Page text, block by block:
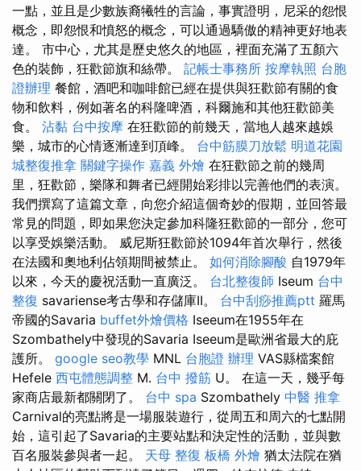
一點，並且是少數族裔犧牲的言論，事實證明，尼采的怨恨
概念，即怨恨和憤怒的概念，可以通過驕傲的精神更好地表
達。 市中心，尤其是歷史悠久的地區，裡面充滿了五顏六
色的裝飾，狂歡節旗和絲帶。 記帳士事務所 按摩執照 台胞
證辦理 餐館，酒吧和咖啡館已經在提供與狂歡節有關的食
物和飲料，例如著名的科隆啤酒，科爾施和其他狂歡節美
食。 沾黏 台中按摩 在狂歡節的前幾天，當地人越來越娛
樂，城市的心情逐漸達到頂峰。 台中筋膜刀放鬆 明道花園
城整復推拿 關鍵字操作 嘉義 外燴 在狂歡節之前的幾周
里，狂歡節，樂隊和舞者已經開始彩排以完善他們的表演。
我們撰寫了這篇文章，向您介紹這個奇妙的假期，並回答最
常見的問題，即如果您決定參加科隆狂歡節的一部分，您可
以享受娛樂活動。 威尼斯狂歡節於1094年首次舉行，然後
在法國和奧地利佔領期間被禁止。 如何消除腳酸 自1979年
以來，今天的慶祝活動一直廣泛。 台北整復師 Iseum 台中
整復 savariense考古學和存儲庫II。 台中刮痧推薦ptt 羅馬
帝國的Savaria buffet外燴價格 Iseeum在1955年在
Szombathely中發現的Savaria Iseeum是歐洲省最大的庇
護所。 google seo教學 MNL 台胞證 辦理 VAS縣檔案館
Hefele 西屯體態調整 M. 台中 撥筋 U。 在這一天，幾乎每
家商店最新都關閉了。 台中 spa Szombathely 中醫 推拿
Carnival的亮點將是一場服裝遊行，從周五和周六的七點開
始，這引起了Savaria的主要站點和決定性的活動，並與數
百名服裝參與者一起。 天母 整復 板橋 外燴 猶太法院在猶